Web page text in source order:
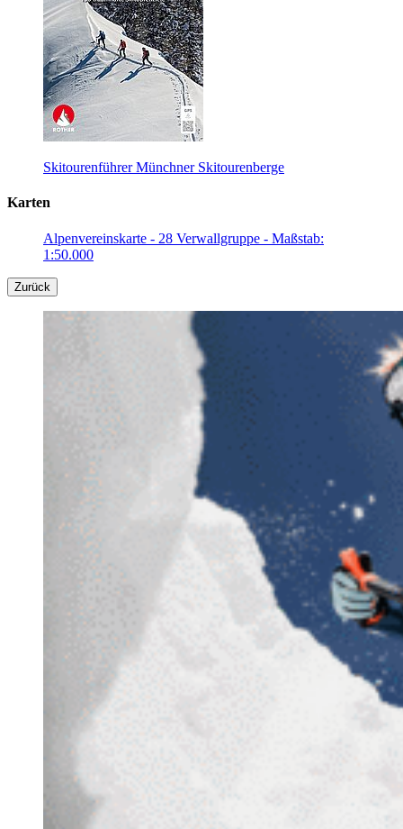
Skitourenführer Münchner Skitourenberge
Karten
Alpenvereinskarte - 28 Verwallgruppe - Maßstab:
1:50.000
Zurück